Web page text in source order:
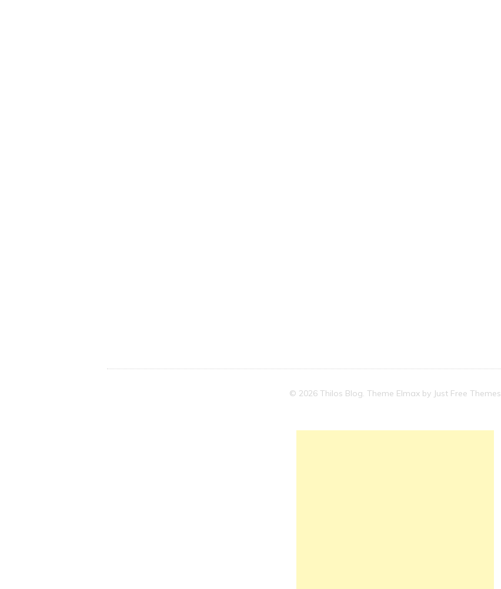
© 2026 Thilos Blog. Theme Elmax by Just Free Themes